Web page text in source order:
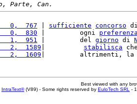
Parte, Can.
0,  767
sufficiente concorso
0,  830
|         ogni
1,  951
|         del giorno di
2,  1589
stabilisca
2,  1609
|         altrimenti,
Best viewed with any
IntraText®(V89) - Some rights reserved by EuloTech SRL -